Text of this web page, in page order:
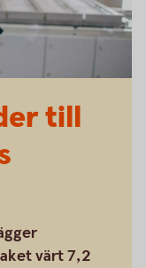
till
värt 7,2